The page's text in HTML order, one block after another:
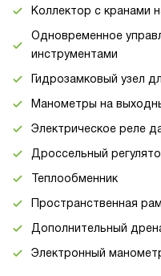
Коллектор с кранами
Одновременное
инструментами
Гидрозамковый узел
Манометры на
Электрическое реле
Дроссельный
Теплообменник
Пространственная
Дополнительный
Электронный